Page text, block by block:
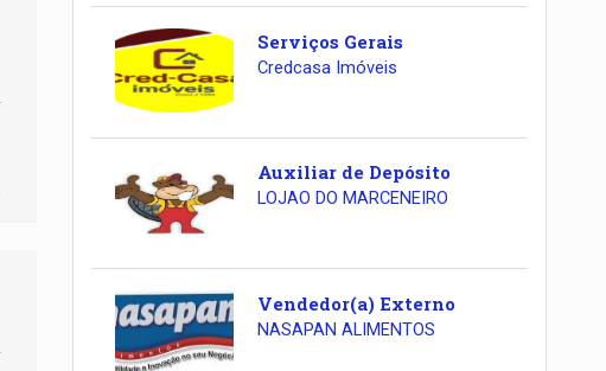
Serviços Gerais
Credcasa Imóveis
Auxiliar de Depósito
LOJAO DO MARCENEIRO
Vendedor(a) Externo
NASAPAN ALIMENTOS